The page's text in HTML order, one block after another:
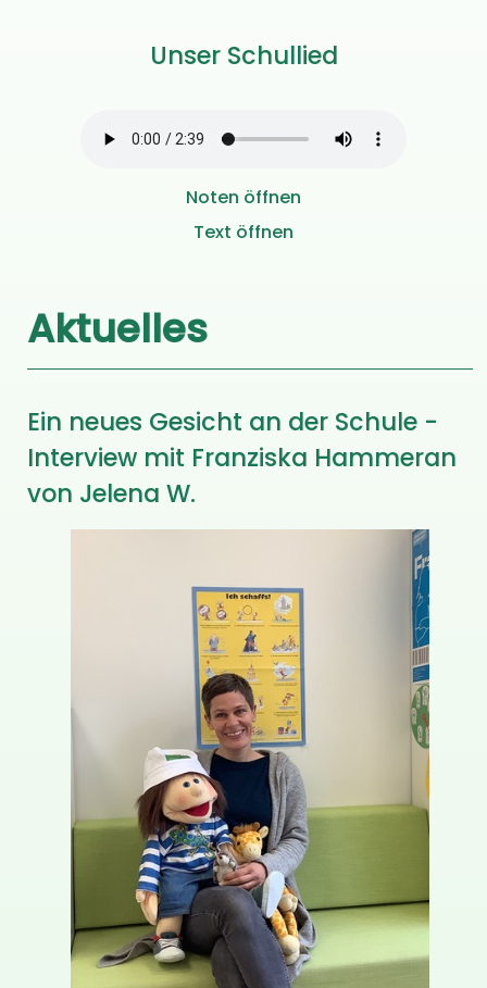
Unser Schullied
Noten öffnen
Text öffnen
Aktuelles
Ein neues Gesicht an der Schule -
Interview mit Franziska Hammeran
von Jelena W.